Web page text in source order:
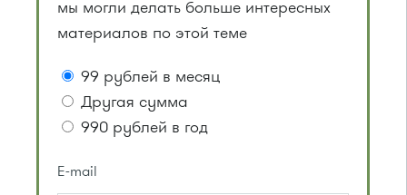
мы могли делать больше интересных
материалов по этой теме
99 рублей в месяц
Другая сумма
990 рублей в год
E-mail